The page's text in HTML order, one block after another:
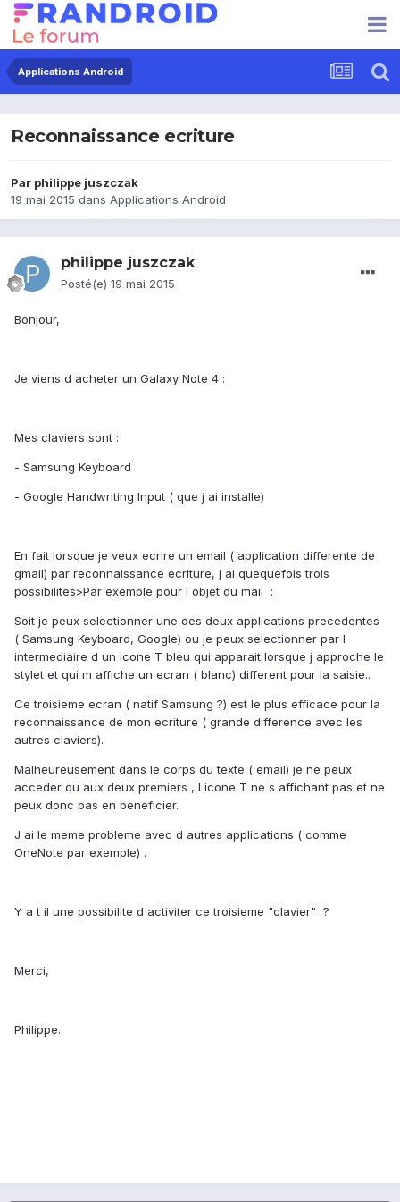
Applications Android
Reconnaissance ecriture
Par philippe juszczak
19 mai 2015 dans Applications Android
philippe juszczak
Posté(e) 19 mai 2015
Bonjour,
Je viens d acheter un Galaxy Note 4 :
Mes claviers sont :
- Samsung Keyboard
- Google Handwriting Input ( que j ai installe)
En fait lorsque je veux ecrire un email ( application differente de
gmail) par reconnaissance ecriture, j ai quequefois trois
possibilites>Par exemple pour l objet du mail :
Soit je peux selectionner une des deux applications precedentes
( Samsung Keyboard, Google) ou je peux selectionner par l
intermediaire d un icone T bleu qui apparait lorsque j approche le
stylet et qui m affiche un ecran ( blanc) different pour la saisie..
Ce troisieme ecran ( natif Samsung ?) est le plus efficace pour la
reconnaissance de mon ecriture ( grande difference avec les
autres claviers).
Malheureusement dans le corps du texte ( email) je ne peux
acceder qu aux deux premiers , l icone T ne s affichant pas et ne
peux donc pas en beneficier.
J ai le meme probleme avec d autres applications ( comme
OneNote par exemple) .
Y a t il une possibilite d activiter ce troisieme "clavier" ?
Merci,
Philippe.